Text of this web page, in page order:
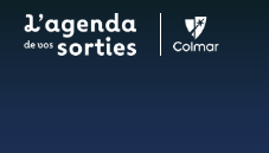
Aller au contenu principal